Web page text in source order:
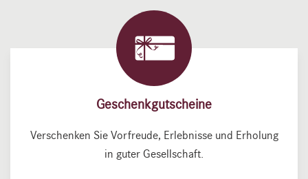
Geschenkgutscheine
Verschenken Sie Vorfreude, Erlebnisse und Erholung
in guter Gesellschaft.